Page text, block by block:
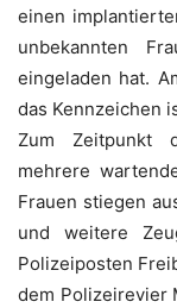
einen
unbekannten
eingeladen hat.
das Kennzeichen
Zum Zeitpunkt
mehrere
Frauen stiegen
und weitere
Polizeiposten
dem Polizeirevier